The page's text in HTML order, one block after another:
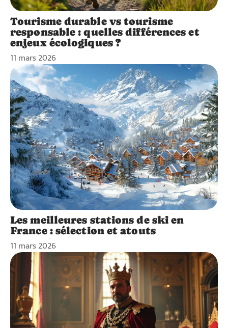
Tourisme durable vs tourisme
responsable : quelles différences et
enjeux écologiques ?
11 mars 2026
Les meilleures stations de ski en
France : sélection et atouts
11 mars 2026